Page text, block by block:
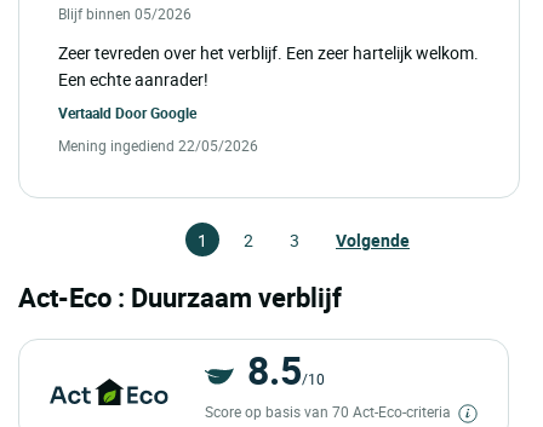
Blijf binnen 05/2026
Zeer tevreden over het verblijf. Een zeer hartelijk welkom.
Een echte aanrader!
Vertaald DoorGoogle
Mening ingediend 22/05/2026
1 2 3 Volgende
Act-Eco : Duurzaam verblijf
8.5/10
Score op basis van 70 Act-Eco-criteria